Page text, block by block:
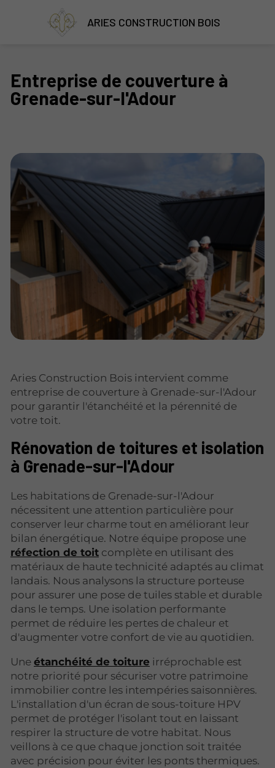
ARIES CONSTRUCTION BOIS
Entreprise de couverture à
Grenade-sur-l'Adour
Aries Construction Bois intervient comme
entreprise de couverture à Grenade-sur-l'Adour
pour garantir l'étanchéité et la pérennité de
votre toit.
Rénovation de toitures et isolation
à Grenade-sur-l'Adour
Les habitations de Grenade-sur-l'Adour
nécessitent une attention particulière pour
conserver leur charme tout en améliorant leur
bilan énergétique. Notre équipe propose une
réfection de toit complète en utilisant des
matériaux de haute technicité adaptés au climat
landais. Nous analysons la structure porteuse
pour assurer une pose de tuiles stable et durable
dans le temps. Une isolation performante
permet de réduire les pertes de chaleur et
d'augmenter votre confort de vie au quotidien.
Une étanchéité de toiture irréprochable est
notre priorité pour sécuriser votre patrimoine
immobilier contre les intempéries saisonnières.
L'installation d'un écran de sous-toiture HPV
permet de protéger l'isolant tout en laissant
respirer la structure de votre habitat. Nous
veillons à ce que chaque jonction soit traitée
avec précision pour éviter les ponts thermiques.